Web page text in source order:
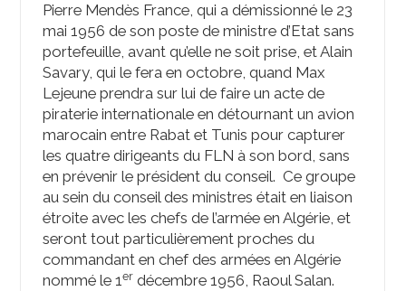
Pierre Mendès France, qui a démissionné le 23
mai 1956 de son poste de ministre d’Etat sans
portefeuille, avant qu’elle ne soit prise, et Alain
Savary, qui le fera en octobre, quand Max
Lejeune prendra sur lui de faire un acte de
piraterie internationale en détournant un avion
marocain entre Rabat et Tunis pour capturer
les quatre dirigeants du FLN à son bord, sans
en prévenir le président du conseil. Ce groupe
au sein du conseil des ministres était en liaison
étroite avec les chefs de l’armée en Algérie, et
seront tout particulièrement proches du
commandant en chef des armées en Algérie
nommé le 1erdécembre 1956, Raoul Salan.